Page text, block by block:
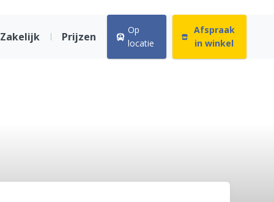
Zakelijk Prijzen
Op
locatie
Afspraak
in winkel